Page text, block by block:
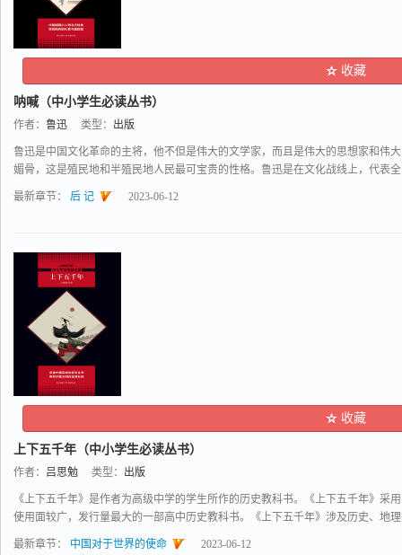
收藏
呐喊（中小学生必读丛书）
作者： 鲁迅 类型： 出版
鲁迅是中国文化革命的主将，他不但是伟大的文学家，而且是伟大的思想家和伟
媚骨，这是殖民地和半殖民地人民最可宝贵的性格。鲁迅是在文化战线上，代表
最新章节： 后 记 2023-06-12
收藏
上下五千年（中小学生必读丛书）
作者： 吕思勉 类型： 出版
《上下五千年》是作者为高级中学的学生所作的历史教科书。《上下五千年》采
使用面较广，发行量最大的一部高中历史教科书。《上下五千年》涉及历史、地
最新章节： 中国对于世界的使命 2023-06-12